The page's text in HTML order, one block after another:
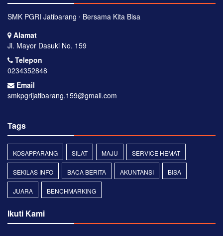
SMK PGRI Jatibarang ⋅ Bersama Kita Bisa
Alamat
Jl. Mayor Dasuki No. 159
Telepon
0234352848
Email
smkpgrijatibarang.159@gmail.com
Tags
KOSAPPARANG SILAT MAJU SERVICE HEMAT
SEKILAS INFO BACA BERITA AKUNTANSI BISA
JUARA BENCHMARKING
Ikuti Kami